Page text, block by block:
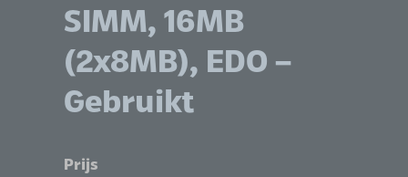
SIMM, 16MB
(2x8MB), EDO –
Gebruikt
Prijs